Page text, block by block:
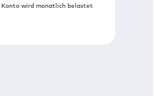
Konto wird monatlich belastet